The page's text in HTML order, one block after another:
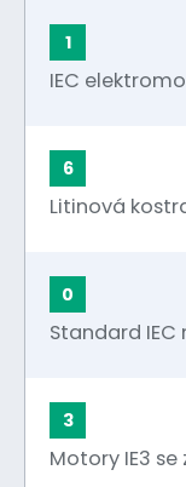
1
IEC
6
Litinová
0
Standard
3
Motory IE3